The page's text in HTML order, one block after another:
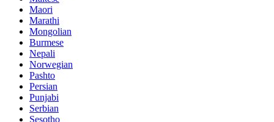
Maori
Marathi
Mongolian
Burmese
Nepali
Norwegian
Pashto
Persian
Punjabi
Serbian
Sesotho